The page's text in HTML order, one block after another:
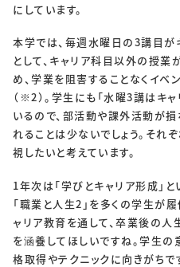
にしています。
本学では、毎週水曜日の3講目が
として、キャリア科目以外の授業
め、学業を阻害することなくイ
（※2）。学生にも「水曜3講はキ
いるので、部活動や課外活動が損
れることは少ないでしょう。それ
視したいと考えています。
1年次は「学びとキャリア形成」
「職業と人生2」を多くの学生が
ャリア教育を通して、卒業後の
を涵養してほしいですね。学生
格取得やテクニックに向きがちで